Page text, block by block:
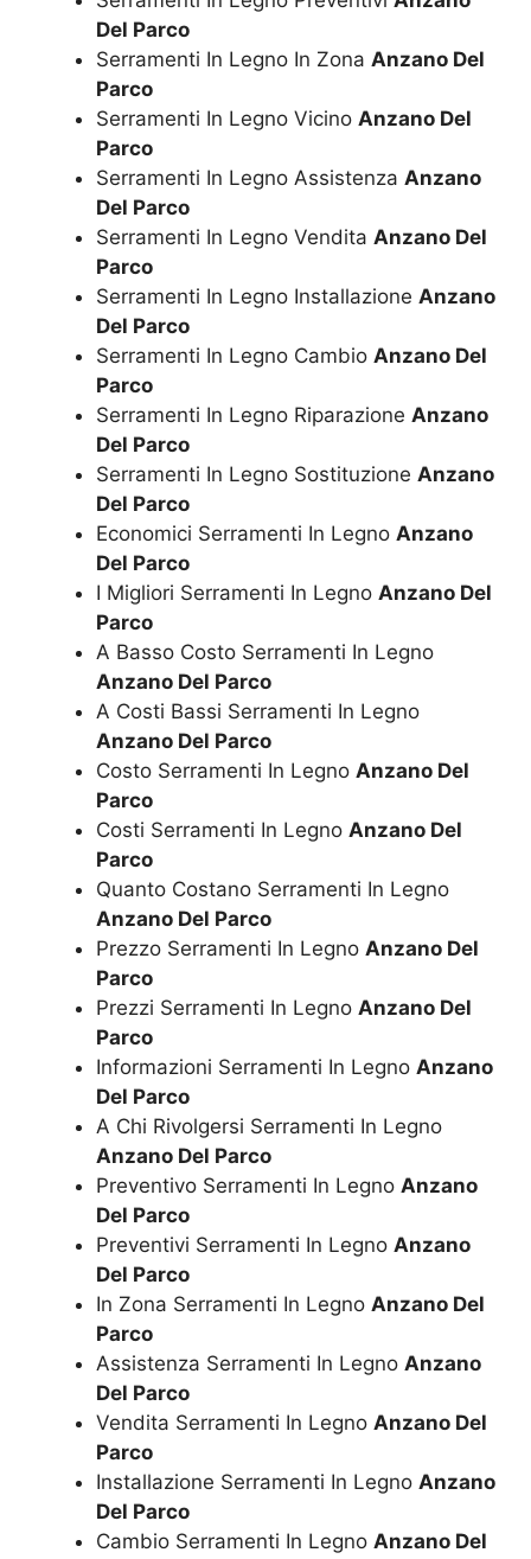
Del Parco
Serramenti In Legno In Zona Anzano Del
Parco
Serramenti In Legno Vicino Anzano Del
Parco
Serramenti In Legno Assistenza Anzano
Del Parco
Serramenti In Legno Vendita Anzano Del
Parco
Serramenti In Legno Installazione Anzano
Del Parco
Serramenti In Legno Cambio Anzano Del
Parco
Serramenti In Legno Riparazione Anzano
Del Parco
Serramenti In Legno Sostituzione Anzano
Del Parco
Economici Serramenti In Legno Anzano
Del Parco
I Migliori Serramenti In Legno Anzano Del
Parco
A Basso Costo Serramenti In Legno
Anzano Del Parco
A Costi Bassi Serramenti In Legno
Anzano Del Parco
Costo Serramenti In Legno Anzano Del
Parco
Costi Serramenti In Legno Anzano Del
Parco
Quanto Costano Serramenti In Legno
Anzano Del Parco
Prezzo Serramenti In Legno Anzano Del
Parco
Prezzi Serramenti In Legno Anzano Del
Parco
Informazioni Serramenti In Legno Anzano
Del Parco
A Chi Rivolgersi Serramenti In Legno
Anzano Del Parco
Preventivo Serramenti In Legno Anzano
Del Parco
Preventivi Serramenti In Legno Anzano
Del Parco
In Zona Serramenti In Legno Anzano Del
Parco
Assistenza Serramenti In Legno Anzano
Del Parco
Vendita Serramenti In Legno Anzano Del
Parco
Installazione Serramenti In Legno Anzano
Del Parco
Cambio Serramenti In Legno Anzano Del